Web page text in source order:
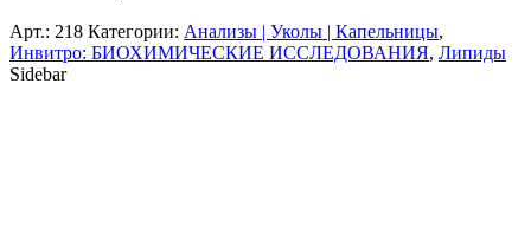
Арт.: 218 Категории: Анализы | Уколы | Капельницы,
Инвитро: БИОХИМИЧЕСКИЕ ИССЛЕДОВАНИЯ, Липиды
Sidebar